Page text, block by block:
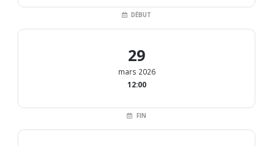
DÉBUT
29
mars 2026
12:00
FIN